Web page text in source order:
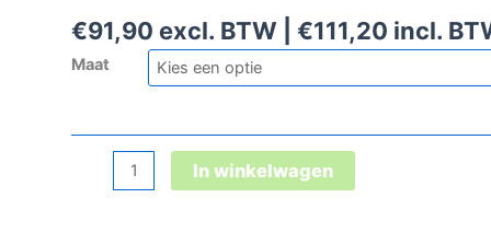
€91,90 excl. BTW | €111,20 incl.
Maat
Brandon
In winkelwagen